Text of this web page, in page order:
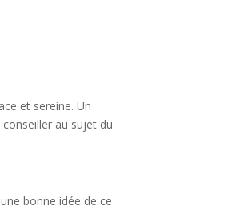
et sereine. Un
au sujet du
bonne idée de ce